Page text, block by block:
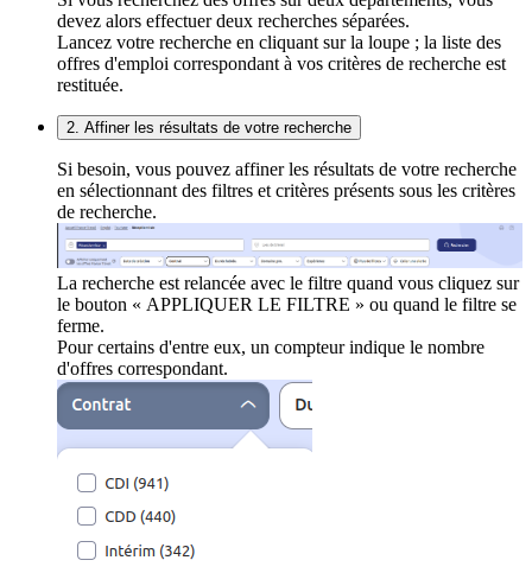
devez alors effectuer deux recherches séparées.
Lancez votre recherche en cliquant sur la loupe ; la liste des
offres d'emploi correspondant à vos critères de recherche est
restituée.
2. Affiner les résultats de votre recherche
Si besoin, vous pouvez affiner les résultats de votre recherche
en sélectionnant des filtres et critères présents sous les critères
de recherche.
La recherche est relancée avec le filtre quand vous cliquez sur
le bouton « APPLIQUER LE FILTRE » ou quand le filtre se
ferme.
Pour certains d'entre eux, un compteur indique le nombre
d'offres correspondant.